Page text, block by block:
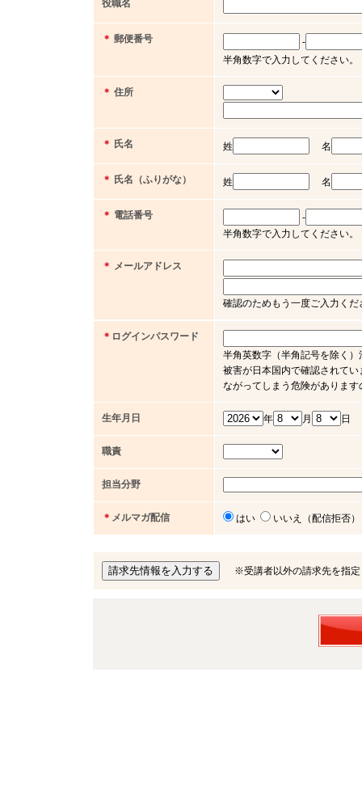
役職名
＊ 郵便番号
-
半角数字で入力してください。
＊ 住所
＊ 氏名 姓 名
＊ 氏名（ふりがな） 姓 名
＊ 電話番号
-
半角数字で入力してください
＊ メールアドレス
確認のためもう一度ご入力くだ
＊ ログインパスワード
半角英数字（半角記号を除く
被害が日本国内で確認されて
ながってしまう危険がありま
生年月日 年 月 日
職責
担当分野
＊ メルマガ配信 はい いいえ（配信拒否）
※受講者以外の請求先を指定